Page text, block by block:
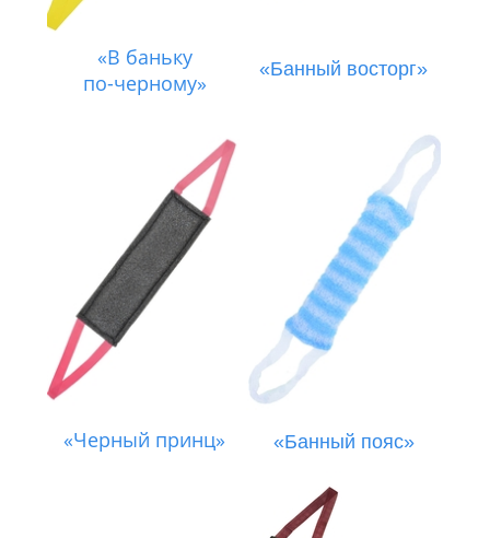
«В баньку
по-черному»
«Банный восторг»
«Черный принц» «Банный пояс»